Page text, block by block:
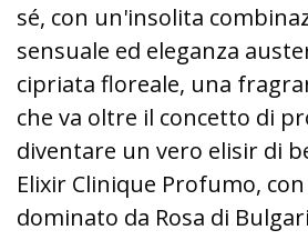
sé, con un'insolita
sensuale ed eleganza
cipriata floreale, una
che va oltre il concetto di
diventare un vero elisir di
Elixir Clinique Profumo,
dominato da Rosa di